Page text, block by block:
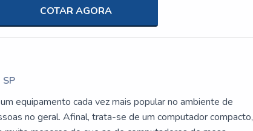
tecnológica, a tendência mundial é cada vez mais
sem comprometer a performance e a
O FUNCIONAMENTO DO PRODUTOA tecnologia
formatos nos últimos anos. Hoje, uma empresa pode
as funções para atender às necessidades de uso da
e órgãos públicos.O desktop entra nessa mesma lógica.
evolução na otimização de espaço e miniaturização de
COTAR AGORA
equipamento cada vez mais popular no ambiente de
no geral. Afinal, trata-se de um computador compacto,